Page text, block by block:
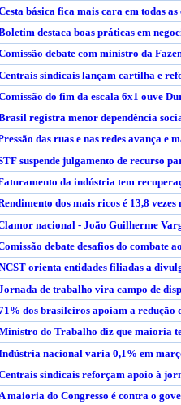
básica fica mais cara em todas
destaca boas práticas em
debate com ministro da
sindicais lançam cartilha e
do fim da escala 6x1 ouve
registra menor dependência
das ruas e nas redes avança e
suspende julgamento de recurso
da indústria tem
dos mais ricos é 13,8
nacional - João Guilherme
debate desafios do combate
orienta entidades filiadas a
de trabalho vira campo de
dos brasileiros apoiam a redução
do Trabalho diz que maioria
nacional varia 0,1% em
sindicais reforçam apoio à
maioria do Congresso é contra o